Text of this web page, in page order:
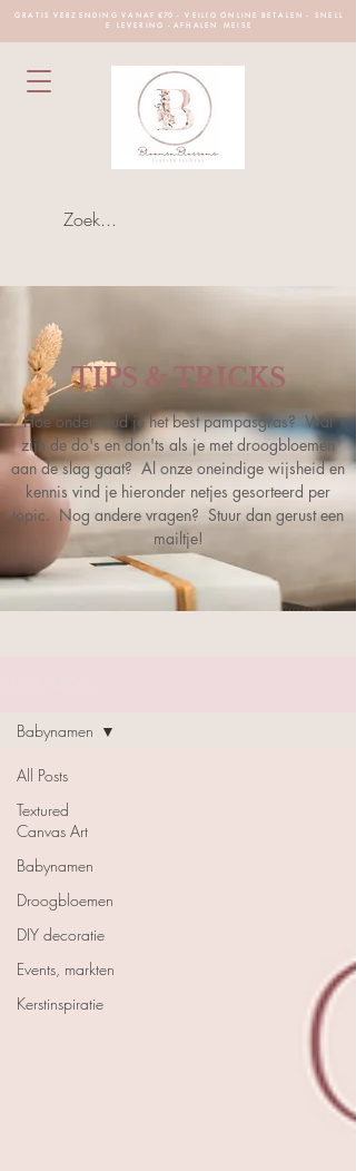
G R A T I S V E R Z E N D I N G V A N A F €70 - V E I L I G O N L I N E B E T A L E N - S N E L L
E L E V E R I N G - A F H A L E N M E I S E
TIPS & TRICKS
Hoe onderhoud je het best pampasgras? Wat
zijn de do's endon'ts als je met droogbloemen
aan de slag gaat? Al onze oneindige wijsheid en
kennis vind je hieronder netjes gesorteerd per
topic. Nog andere vragen? Stuur dan gerust een
mailtje!
All Posts
Textured
Canvas Art
Babynamen
Droogbloemen
DIY decoratie
Events, markten
Kerstinspiratie
Babynamen